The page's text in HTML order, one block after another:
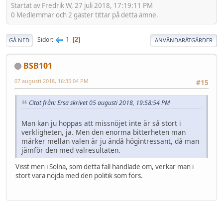
Startat av Fredrik W, 27 juli 2018, 17:19:11 PM
0 Medlemmar och 2 gäster tittar på detta ämne.
GÅ NED Sidor 1 2 ANVÄNDARÅTGÄRDER
BSB101
#15
07 augusti 2018, 16:35:04 PM
Citat från: Ersa skrivet 05 augusti 2018, 19:58:54 PM
Man kan ju hoppas att missnöjet inte är så stort i
verkligheten, ja. Men den enorma bitterheten man
märker mellan valen är ju ändå högintressant, då man
jämför den med valresultaten.
Visst men i Solna, som detta fall handlade om, verkar man i
stort vara nöjda med den politik som förs.